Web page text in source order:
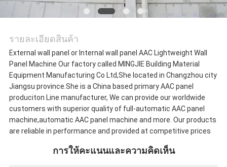
เว็บไซต์
นโยบาย
ความ
เป็น
ส่วน
รายละเอียดสินค้า
External wall panel or Internal wall panel AAC Lightweight Wall
Panel Machine Our factory called MINGJIE Building Material
Equipment Manufacturing Co Ltd,She located in Changzhou city
Jiangsu province.She is a China based primary AAC panel
produciton Line manufacturer, We can provide our worldwide
customers with superior quality of full-automatic AAC panel
machine,automatic AAC panel machine and more. Our products
are reliable in performance and provided at competitive prices
การให้คะแนนและความคิดเห็น